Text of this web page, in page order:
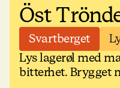
Öst
Svartberget
Lys lagerøl med
bitterhet. Brygget